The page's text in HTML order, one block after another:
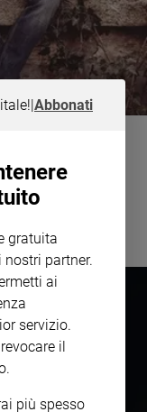
giovani
|Abbonati
gratuita
partner.
ai
servizio.
il
più spesso